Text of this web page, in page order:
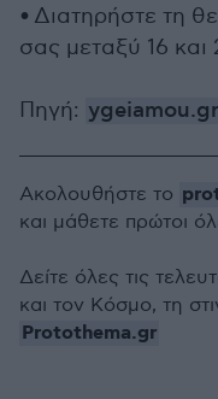
• Διατηρήστε τη
σας μεταξύ 16
Πηγή: ygeiamou.gr
Ακολουθήστε το
και μάθετε πρώτοι
Δείτε όλες τις
και τον Κόσμο, τη
Protothema.gr